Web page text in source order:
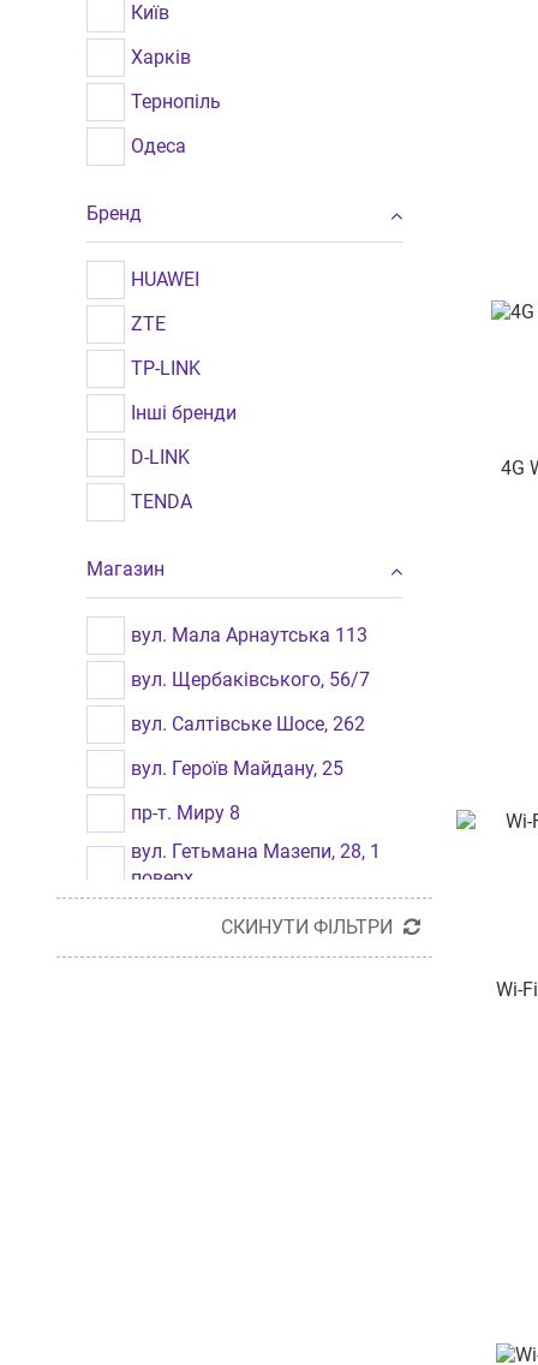
Київ
Харків
Тернопіль
Одеса
Львів
Рівне
Чернівці
Кременчук
Бренд
HUAWEI
ZTE
TP-LINK
Інші бренди
D-LINK
TENDA
Магазин
вул. Мала Арнаутська 113
вул. Щербаківського, 56/7
вул. Салтівське Шосе, 262
вул. Героїв Майдану, 25
пр-т. Миру 8
вул. Гетьмана Мазепи, 28, 1
поверх
вул. Зелена, 115б
вул. Домбровського, 25
СКИНУТИ ФІЛЬТРИ
4G
Wi-